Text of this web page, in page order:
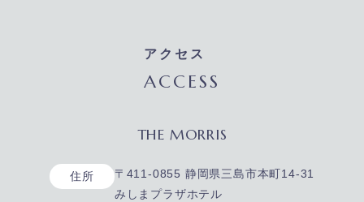
アクセス
ACCESS
THE MORRIS
住所
〒411-0855 静岡県三島市本町14-31
みしまプラザホテル